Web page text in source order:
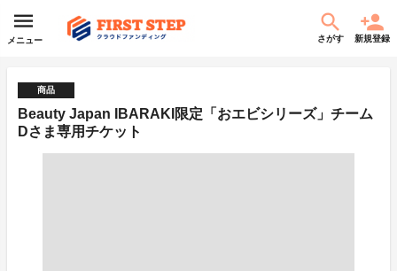
メニュー さがす 新規登録
商品
Beauty Japan IBARAKI限定「おエビシリーズ」チーム
Dさま専用チケット